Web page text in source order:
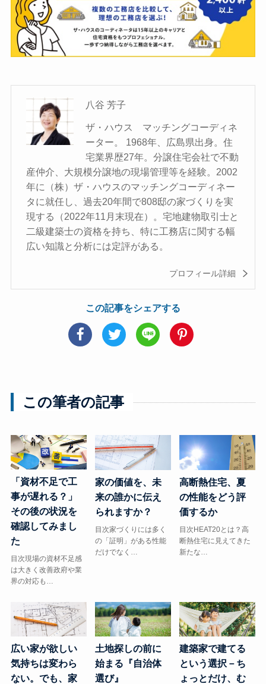
八谷 芳子
ザ・ハウス マッチングコーディネ
ーター。 1968年、広島県出身。住
宅業界歴27年。分譲住宅会社で不動
産仲介、大規模分譲地の現場管理等を経験。2002
年に（株）ザ・ハウスのマッチングコーディネー
タに就任し、過去20年間で808邸の家づくりを実
現する（2022年11月末現在）。宅地建物取引士と
二級建築士の資格を持ち、特に工務店に関する幅
広い知識と分析には定評がある。
プロフィール詳細
この記事をシェアする
この筆者の記事
「資材不足で工
事が遅れる？」
その後の状況を
確認してみまし
た
目次現場の資材不足感
は大きく改善政府や業
界の対応も…
家の価値を、未
来の誰かに伝え
られますか？
目次家づくりには多く
の「証明」がある性能
だけでなく…
高断熱住宅、夏
の性能をどう評
価するか
目次HEAT20とは？高
断熱住宅に見えてきた
新たな…
広い家が欲しい
気持ちは変わら
ない。でも、家
土地探しの前に
始まる『自治体
選び』
建築家で建てる
という選択－ち
ょっとだけ、む